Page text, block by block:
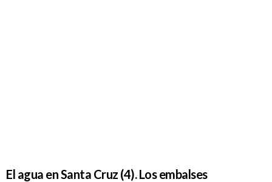
El agua en Santa Cruz (4). Los embalses